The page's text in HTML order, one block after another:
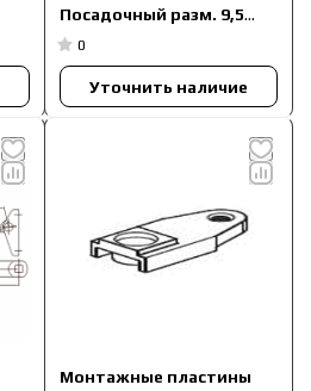
Посадочный разм. 9,5
мм.
0
Уточнить наличие
Монтажные пластины